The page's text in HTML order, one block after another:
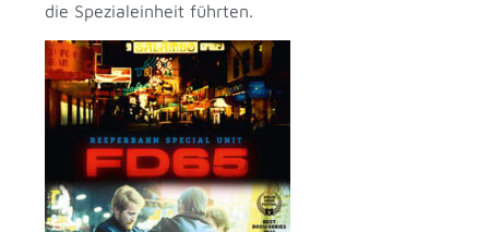
die Spezialeinheit führten.